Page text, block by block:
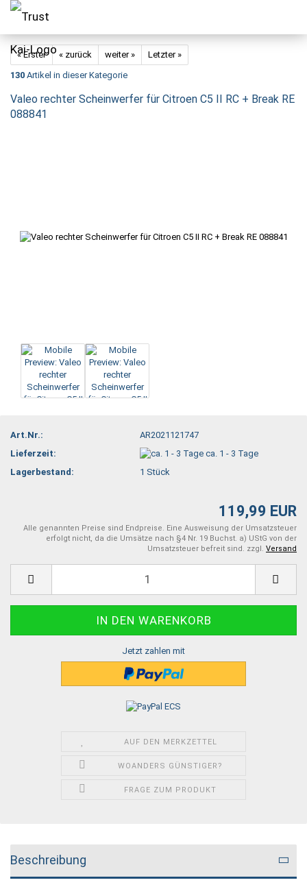
« Erster « zurück weiter »
Letzter »
130 Artikel in dieser Kategorie
Valeo rechter Scheinwerfer für Citroen C5 II RC + Break RE
088841
Art.Nr.:
AR2021121747
Lieferzeit:
ca. 1 - 3 Tage
Lagerbestand:
1 Stück
119,99 EUR
Alle genannten Preise sind Endpreise. Eine Ausweisung der Umsatzsteuer
erfolgt nicht, da die Umsätze nach §4 Nr. 19 Buchst. a) UStG von der
Umsatzsteuer befreit sind. zzgl. Versand
Jetzt zahlen mit
AUF DEN MERKZETTEL
WOANDERS GÜNSTIGER?
FRAGE ZUM PRODUKT
Beschreibung